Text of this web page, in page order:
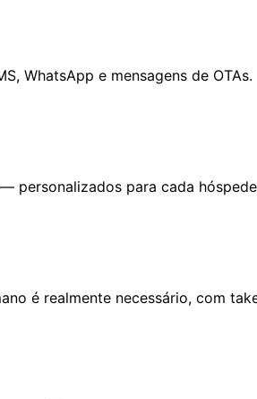
WhatsApp e mensagens de OTAs.
personalizados para cada
é realmente necessário, com